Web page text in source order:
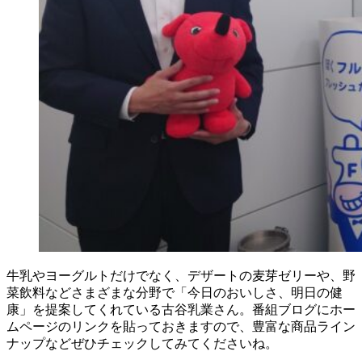
牛乳やヨーグルトだけでなく、デザートの麦芽ゼリーや、野
菜飲料などさまざまな分野で「今日のおいしさ、明日の健
康」を提案してくれている古谷乳業さん。番組ブログにホー
ムページのリンクを貼っておきますので、豊富な商品ライン
ナップなどぜひチェックしてみてくださいね。